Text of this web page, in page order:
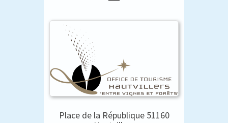
Place de la République 51160